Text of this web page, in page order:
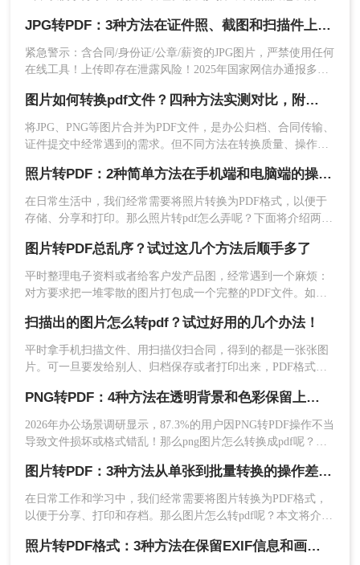
2、选择PDF转换-其他转PDF-图片转pdf，然
后将图片批量上传上去，可以选择添加文件夹
的方式上传，这样会更快。
转换。
4、转换完成，打开就能看到转换后的文件
行合适的设置。如需OCR识别功能，请确保选择的
量照片时，可能需要耐心等待转换完成。
JPG转PDF：3种方法在证件照、截图和扫描件上的转换精度差异！
紧急警示：含合同/身份证/公章/薪资的JPG图片，严禁使用任何
在线工具！上传即存在泄露风险！2025年国家网信办通报多起
pdf呢？本文由文档安全团队实测验证（测试环境：Win11 +
Microsoft Word 365 / Adobe Acrobat Pro 2025 / 转转大师PDF转
换器v5.2），系统拆解3种科学转换路径，精准匹配日常办公/
合同附件/批量图片三大场景，附超详细步骤与安全红线，助你
2分钟锁定最优方案！
图片如何转换pdf文件？四种方法实测对比，附各场景最优选！
将JPG、PNG等图片合并为PDF文件，是办公归档、合同传输、
证件提交中经常遇到的需求。但不同方法在转换质量、操作效
页面错位，甚至隐私泄露。本文基于实际测试，对比四种主流
图片转PDF方案，按场景给出明确建议，帮你少走弯路。
照片转PDF：2种简单方法在手机端和电脑端的操作差异！
在日常生活中，我们经常需要将照片转换为PDF格式，以便于
存储、分享和打印。那么照片转pdf怎么弄呢？下面将介绍两种
图片转PDF总乱序？试过这几个方法后顺手多了
平时整理电子资料或者给客户发产品图，经常遇到一个麻烦：
对方要求把一堆零散的图片打包成一个完整的PDF文件。如果
很多朋友一搜“图片转pdf怎么弄”，出来一堆复杂的教程，其实
只要找对工具，这事儿非常简单。本文就按大家最常用的场景
（在线免安装、批量处理、手机自带功能）整理了几个亲测好
扫描出的图片怎么转pdf？试过好用的几个办法！
平时拿手机扫描文件、用扫描仪扫合同，得到的都是一张张图
片。可一旦要发给别人、归档保存或者打印出来，PDF格式明
完PDF却模糊了；十几页的扫描件，一页一页转太磨人；还有
些涉及隐私的文件，不敢随便往在线工具里传。
PNG转PDF：4种方法在透明背景和色彩保留上的处理差异！
2026年办公场景调研显示，87.3%的用户因PNG转PDF操作不当
导致文件损坏或格式错乱！那么png图片怎么转换成pdf呢？本
Adobe Acrobat Pro 2025 / LibreOffice Draw / 专业在线转换工
具），严格遵循《电子文档转换技术规范V3.0》，拆解4种零风
险转换路径，附多图合并技巧+清晰度保障方案，助你1分钟生
成专业PDF！
图片转PDF：3种方法从单张到批量转换的操作差异！
在日常工作和学习中，我们经常需要将图片转换为PDF格式，
以便于分享、打印和存档。那么图片怎么转pdf呢？本文将介绍
需求选择最合适的方式。
照片转PDF格式：3种方法在保留EXIF信息和画质上的差异！